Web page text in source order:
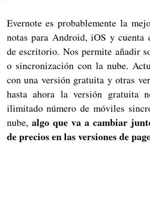
Evernote es probablemente la
notas para Android, iOS y cuenta
de escritorio. Nos permite añadir
o sincronización con la nube.
con una versión gratuita y otras
hasta ahora la versión gratuita
ilimitado número de móviles
nube, algo que va a cambiar
de precios en las versiones de